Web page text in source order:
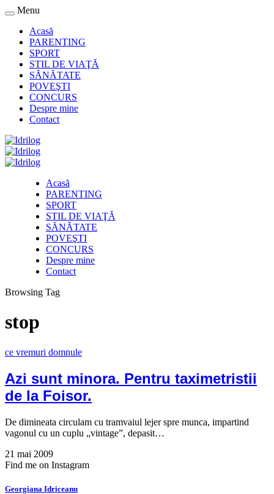
Menu
Acasă
PARENTING
SPORT
STIL DE VIAŢĂ
SĂNĂTATE
POVEŞTI
CONCURS
Despre mine
Contact
Acasă
PARENTING
SPORT
STIL DE VIAŢĂ
SĂNĂTATE
POVEŞTI
CONCURS
Despre mine
Contact
Browsing Tag
stop
ce vremuri domnule
Azi sunt minora. Pentru taximetristii
de la Foisor.
De dimineata circulam cu tramvaiul lejer spre munca, impartind
vagonul cu un cuplu „vintage”, depasit…
21 mai 2009
Find me on Instagram
Georgiana Idriceanu